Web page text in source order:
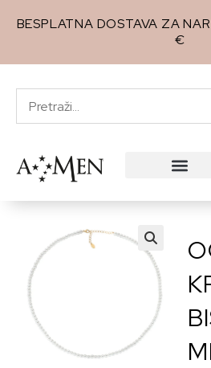
BESPLATNA DOSTAVA ZA
€
🔍